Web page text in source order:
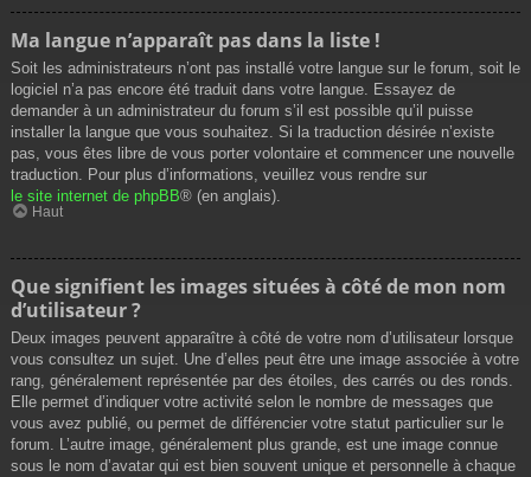
Ma langue n’apparaît pas dans la liste !
Soit les administrateurs n’ont pas installé votre langue sur le forum, soit le
logiciel n’a pas encore été traduit dans votre langue. Essayez de
demander à un administrateur du forum s’il est possible qu’il puisse
installer la langue que vous souhaitez. Si la traduction désirée n’existe
pas, vous êtes libre de vous porter volontaire et commencer une nouvelle
traduction. Pour plus d’informations, veuillez vous rendre sur
le site internet de phpBB® (en anglais).
Haut
Que signifient les images situées à côté de mon nom
d’utilisateur ?
Deux images peuvent apparaître à côté de votre nom d’utilisateur lorsque
vous consultez un sujet. Une d’elles peut être une image associée à votre
rang, généralement représentée par des étoiles, des carrés ou des ronds.
Elle permet d’indiquer votre activité selon le nombre de messages que
vous avez publié, ou permet de différencier votre statut particulier sur le
forum. L’autre image, généralement plus grande, est une image connue
sous le nom d’avatar qui est bien souvent unique et personnelle à chaque